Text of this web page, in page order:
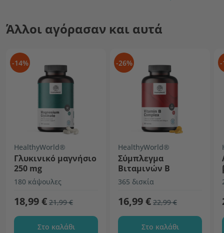
Άλλοι αγόρασαν και αυτά
-14%
HealthyWorld®
Γλυκινικό μαγνήσιο
250 mg
180 κάψουλες
18,99 € 21,99 €
Στο καλάθι
-26%
HealthyWorld®
Σύμπλεγμα
Βιταμινών Β
365 δισκία
16,99 € 22,99 €
Στο καλάθι
-